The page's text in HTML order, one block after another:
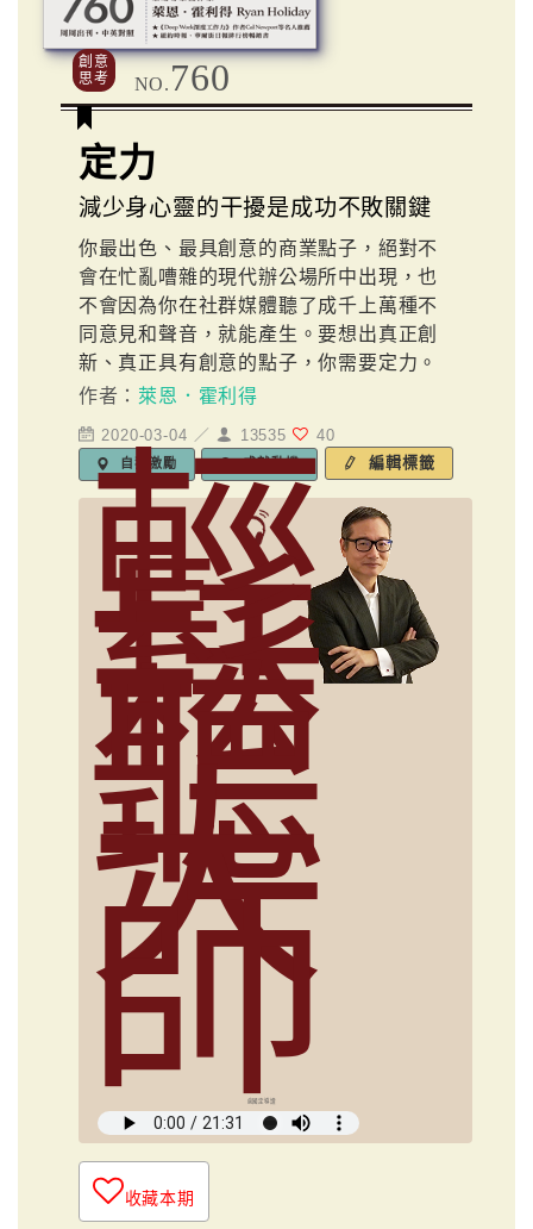
創意
思考
NO. 760
定力
減少身心靈的干擾是成功不敗關鍵
你最出色、最具創意的商業點子，絕對不
會在忙亂嘈雜的現代辦公場所中出現，也
不會因為你在社群媒體聽了成千上萬種不
同意見和聲音，就能產生。要想出真正創
新、真正具有創意的點子，你需要定力。
作者： 萊恩．霍利得
2020-03-04 ／ 13535 40
自我激勵 編輯標籤
輕
鬆
聽
大
師
俞國定導讀
收藏本期